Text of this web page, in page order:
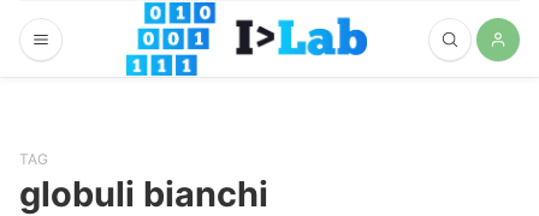
TAG
globuli bianchi